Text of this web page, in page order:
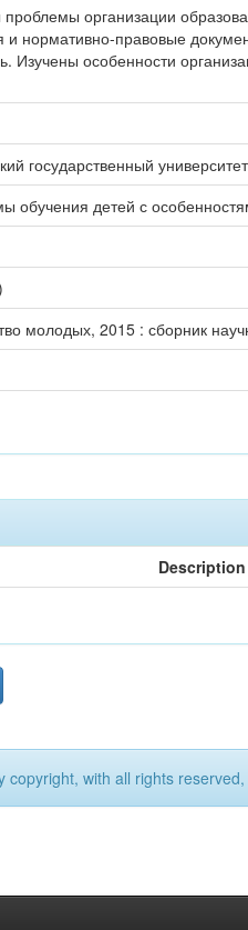
организации
и нормативно-правовые
Изучены особенности
государственный
обучения детей с
молодых, 2015 : сборник
Description
copyright, with all rights